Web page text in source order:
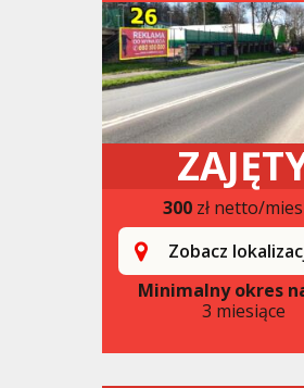
300zł netto/
Zobacz
Minimalny okres
3 miesiące